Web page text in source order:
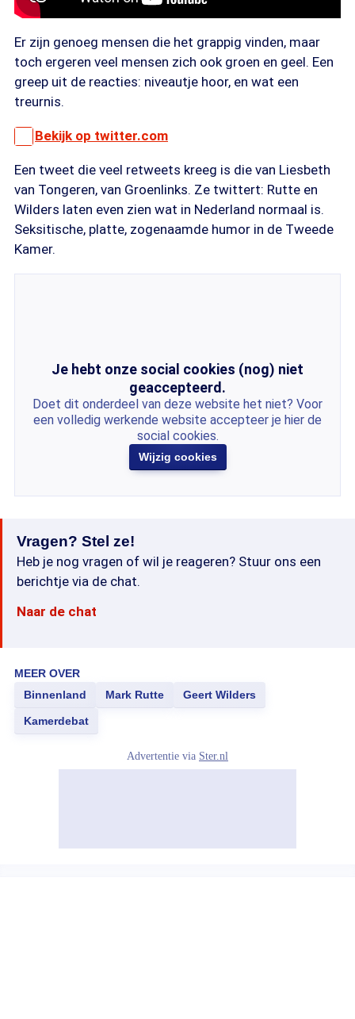
Er zijn genoeg mensen die het grappig vinden, maar
toch ergeren veel mensen zich ook groen en geel. Een
greep uit de reacties: niveautje hoor, en wat een
treurnis.
Bekijk op twitter.com
Een tweet die veel retweets kreeg is die van Liesbeth
van Tongeren, van Groenlinks. Ze twittert: Rutte en
Wilders laten even zien wat in Nederland normaal is.
Seksitische, platte, zogenaamde humor in de Tweede
Kamer.
Je hebt onze social cookies (nog) niet
geaccepteerd.
Doet dit onderdeel van deze website het niet? Voor
een volledig werkende website accepteer je hier de
social cookies.
Wijzig cookies
Vragen? Stel ze!
Heb je nog vragen of wil je reageren? Stuur ons een
berichtje via de chat.
Naar de chat
MEER OVER
Binnenland
Mark Rutte Geert Wilders
Kamerdebat
Advertentie via Ster.nl